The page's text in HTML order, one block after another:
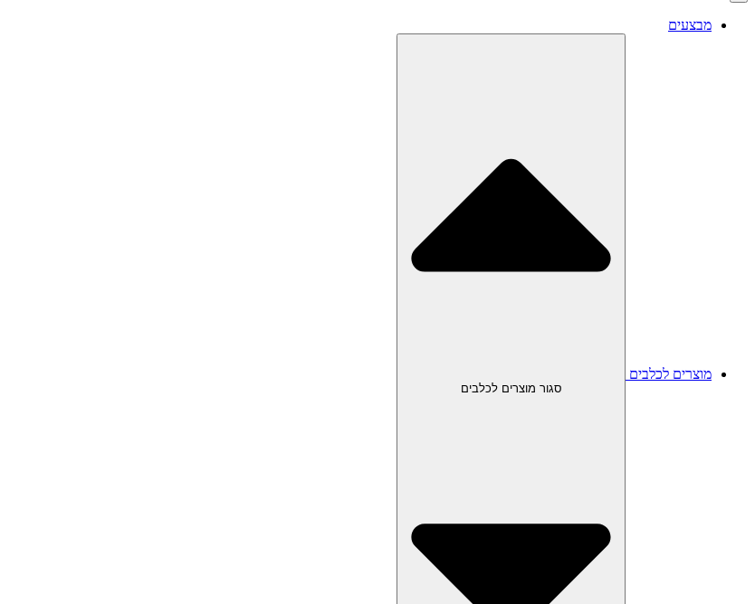
מבצעים
מוצרים לכלבים
סגור מוצרים לכלבים